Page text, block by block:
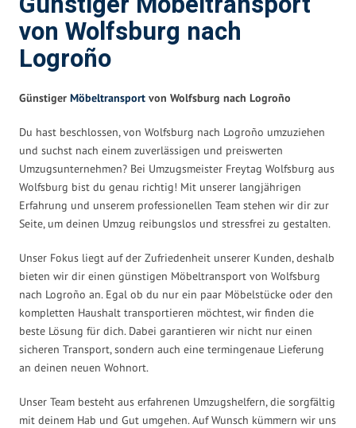
von Wolfsburg nach
Logroño
Günstiger Möbeltransport von Wolfsburg nach Logroño
Du hast beschlossen, von Wolfsburg nach Logroño umzuziehen
und suchst nach einem zuverlässigen und preiswerten
Umzugsunternehmen? Bei Umzugsmeister Freytag Wolfsburg aus
Wolfsburg bist du genau richtig! Mit unserer langjährigen
Erfahrung und unserem professionellen Team stehen wir dir zur
Seite, um deinen Umzug reibungslos und stressfrei zu gestalten.
Unser Fokus liegt auf der Zufriedenheit unserer Kunden, deshalb
bieten wir dir einen günstigen Möbeltransport von Wolfsburg
nach Logroño an. Egal ob du nur ein paar Möbelstücke oder den
kompletten Haushalt transportieren möchtest, wir finden die
beste Lösung für dich. Dabei garantieren wir nicht nur einen
sicheren Transport, sondern auch eine termingenaue Lieferung
an deinen neuen Wohnort.
Unser Team besteht aus erfahrenen Umzugshelfern, die sorgfältig
mit deinem Hab und Gut umgehen. Auf Wunsch kümmern wir uns